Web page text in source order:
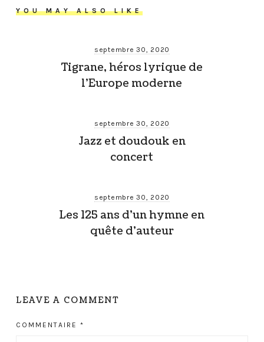
YOU MAY ALSO LIKE
septembre 30, 2020
Tigrane, héros lyrique de
l’Europe moderne
septembre 30, 2020
Jazz et doudouk en
concert
septembre 30, 2020
Les 125 ans d’un hymne en
quête d’auteur
LEAVE A COMMENT
COMMENTAIRE *